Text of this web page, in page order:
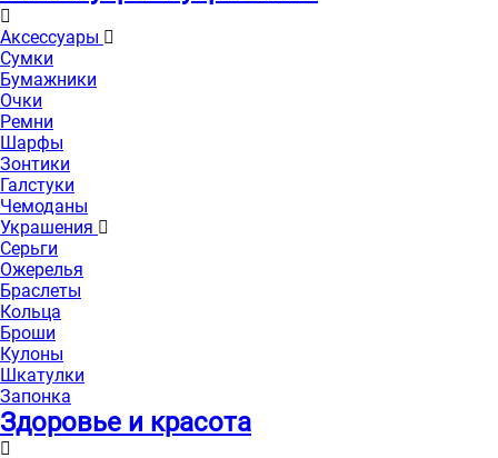
Аксессуары
Сумки
Бумажники
Очки
Ремни
Шарфы
Зонтики
Галстуки
Чемоданы
Украшения
Серьги
Ожерелья
Браслеты
Кольца
Броши
Кулоны
Шкатулки
Запонка
Здоровье и красота